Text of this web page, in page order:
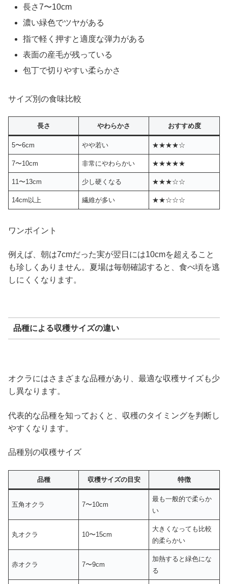
長さ7〜10cm
濃い緑色でツヤがある
指で軽く押すと適度な弾力がある
表面の産毛が残っている
包丁で切りやすい柔らかさ
サイズ別の食味比較
長さ やわらかさ おすすめ度
5〜6cm やや若い ★★★★☆
7〜10cm 非常にやわらかい ★★★★★
11〜13cm 少し硬くなる ★★★☆☆
14cm以上 繊維が多い ★★☆☆☆
ワンポイント
例えば、朝は7cmだった実が翌日には10cmを超えること
も珍しくありません。夏場は毎朝確認すると、食べ頃を逃
しにくくなります。
品種による収穫サイズの違い
オクラにはさまざまな品種があり、最適な収穫サイズも少
し異なります。
代表的な品種を知っておくと、収穫のタイミングを判断し
やすくなります。
品種別の収穫サイズ
品種 収穫サイズの目安 特徴
五角オクラ 7〜10cm
最も一般的で柔らか
い
丸オクラ 10〜15cm
大きくなっても比較
的柔らかい
赤オクラ 7〜9cm
加熱すると緑色にな
る